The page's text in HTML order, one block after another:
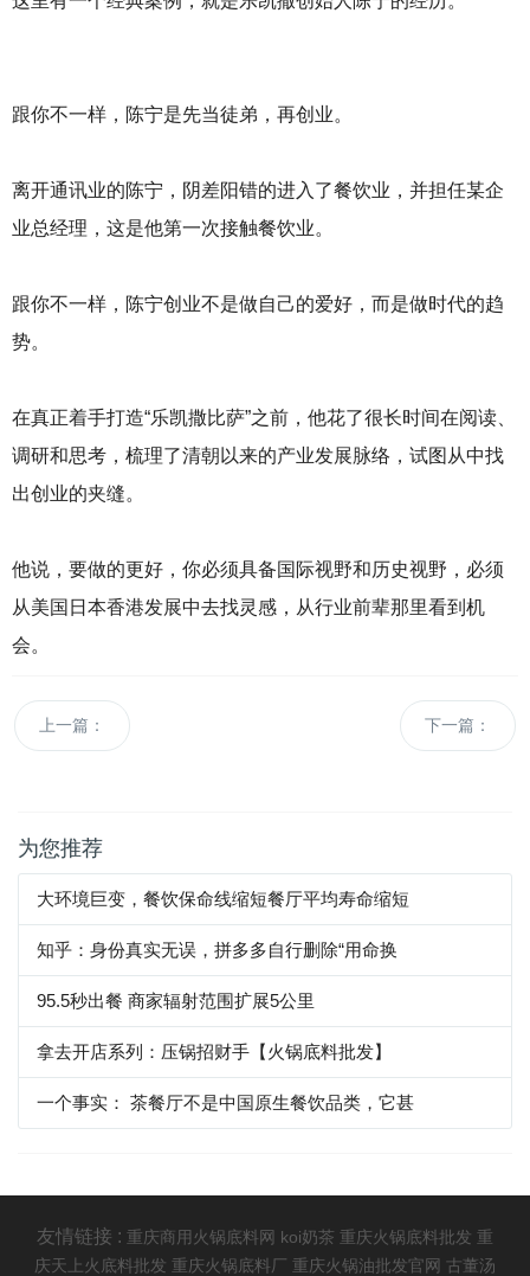
跟你不一样，陈宁是先当徒弟，再创业。
离开通讯业的陈宁，阴差阳错的进入了餐饮业，并担任某企
业总经理，这是他第一次接触餐饮业。
跟你不一样，陈宁创业不是做自己的爱好，而是做时代的趋
势。
在真正着手打造“乐凯撒比萨”之前，他花了很长时间在阅读、
调研和思考，梳理了清朝以来的产业发展脉络，试图从中找
出创业的夹缝。
他说，要做的更好，你必须具备国际视野和历史视野，必须
从美国日本香港发展中去找灵感，从行业前辈那里看到机
会。
上一篇： 下一篇：
为您推荐
大环境巨变，餐饮保命线缩短餐厅平均寿命缩短
知乎：身份真实无误，拼多多自行删除“用命换
95.5秒出餐 商家辐射范围扩展5公里
拿去开店系列：压锅招财手【火锅底料批发】
一个事实： 茶餐厅不是中国原生餐饮品类，它甚
友情链接 : 重庆商用火锅底料网 koi奶茶 重庆火锅底料批发 重
庆天上火底料批发 重庆火锅底料厂 重庆火锅油批发官网 古董汤